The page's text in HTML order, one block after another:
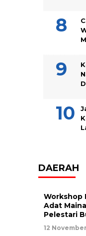
DAERAH
Workshop
Adat
Pelestari
12